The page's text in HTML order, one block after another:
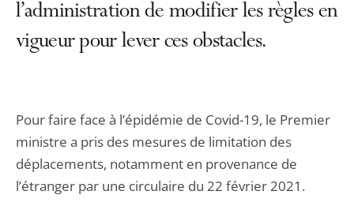
l’administration de modifier les règles en
vigueur pour lever ces obstacles.
Pour faire face à l’épidémie de Covid-19, le Premier
ministre a pris des mesures de limitation des
déplacements, notamment en provenance de
l’étranger par une circulaire du 22 février 2021.